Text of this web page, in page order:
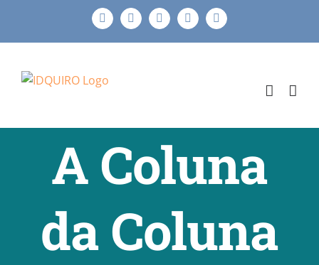
o
FacebookInstagram
X LinkedIn
E-
A Coluna
da Coluna